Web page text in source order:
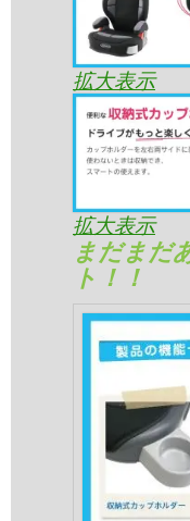
拡大表示
拡大表示
まだまだ
ト！！